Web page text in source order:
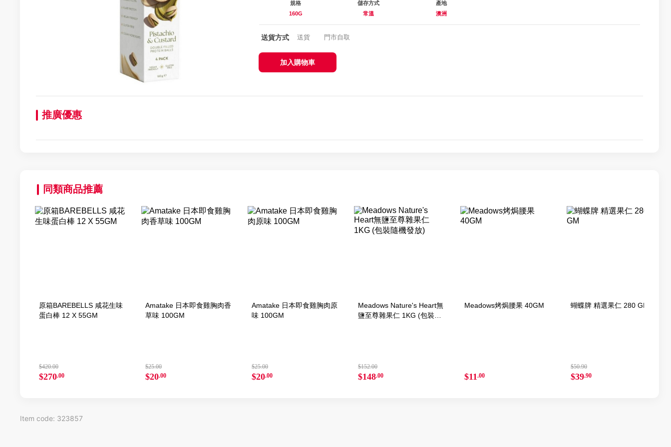
規格
160G
儲存方式
常溫
產地
澳洲
送貨方式 送貨 門市自取
加入購物車
推廣優惠
同類商品推薦
原箱BAREBELLS 咸花生味
蛋白棒 12 X 55GM
$420.00
$270.00
Amatake 日本即食雞胸肉香
草味 100GM
$25.00
$20.00
Amatake 日本即食雞胸肉原
味 100GM
$25.00
$20.00
Meadows Nature's Heart無
鹽至尊雜果仁 1KG (包裝隨
$152.00
$148.00
Meadows烤焗腰果 40GM
$11.00
蝴蝶牌 精選果仁 280 GM
$50.90
$39.90
Item code: 323857